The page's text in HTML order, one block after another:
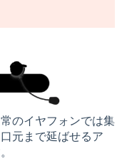
のイヤフォンでは集
元まで延ばせるア